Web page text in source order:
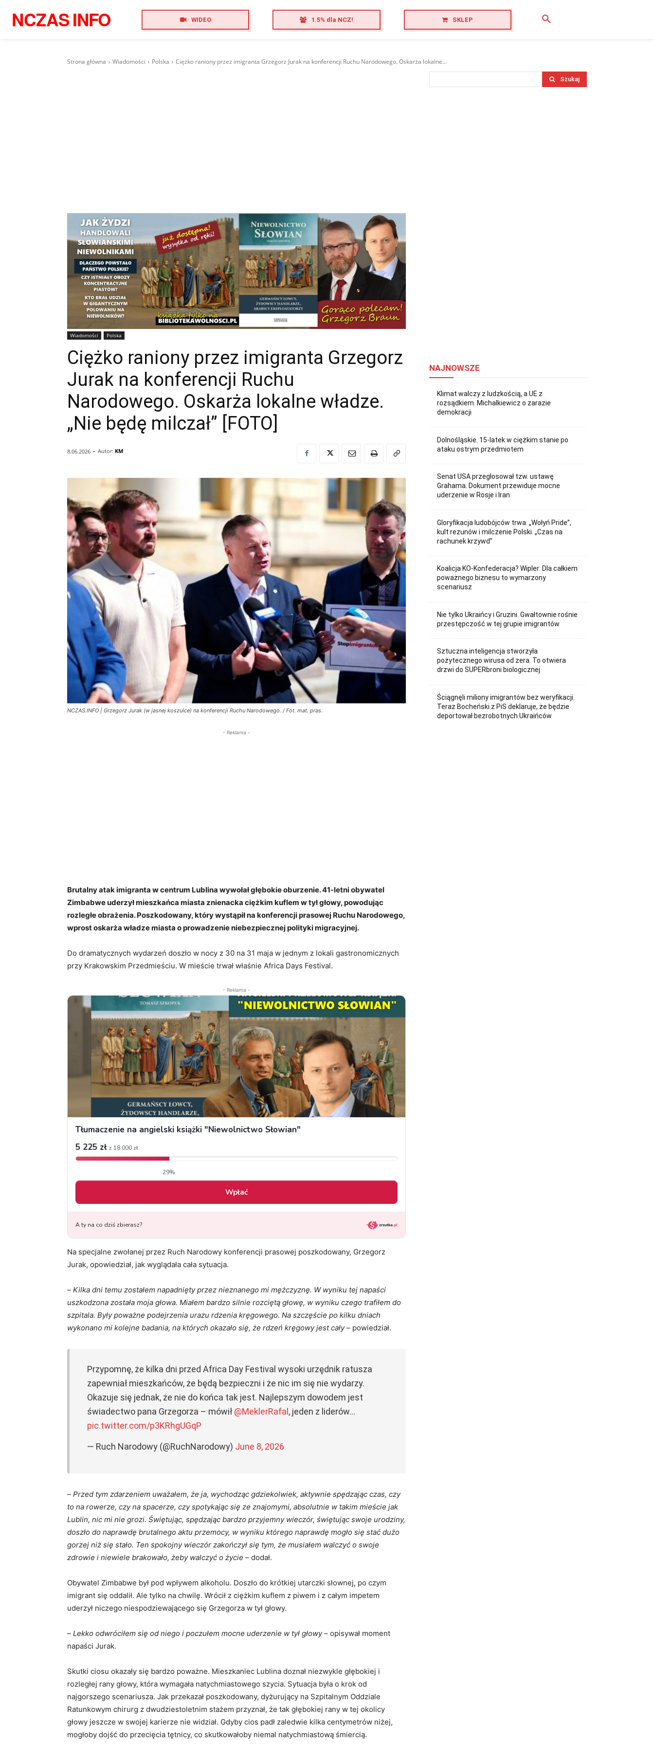
NCZASINFO WIDEO 1.5% dla NCZ! SKLEP
Strona główna Wiadomości Polska Ciężko raniony przez imigranta Grzegorz Jurak na konferencji Ruchu Narodowego. Oskarża lokalne...
Wiadomości Polska
Ciężko raniony przez imigranta Grzegorz
Jurak na konferencji Ruchu
Narodowego. Oskarża lokalne władze.
„Nie będę milczał” [FOTO]
8.06.2026 - Autor: KM
NCZAS.INFO | Grzegorz Jurak (w jasnej koszulce) na konferencji Ruchu Narodowego. / Fot. mat. pras.
- Reklama -
Brutalny atak imigranta w centrum Lublina wywołał głębokie oburzenie. 41-letni obywatel
Zimbabwe uderzył mieszkańca miasta znienacka ciężkim kuflem w tył głowy, powodując
rozległe obrażenia. Poszkodowany, który wystąpił na konferencji prasowej Ruchu Narodowego,
wprost oskarża władze miasta o prowadzenie niebezpiecznej polityki migracyjnej.
Do dramatycznych wydarzeń doszło w nocy z 30 na 31 maja w jednym z lokali gastronomicznych
przy Krakowskim Przedmieściu. W mieście trwał właśnie Africa Days Festival.
- Reklama -
Na specjalne zwołanej przez Ruch Narodowy konferencji prasowej poszkodowany, Grzegorz
Jurak, opowiedział, jak wyglądała cała sytuacja.
– Kilka dni temu zostałem napadnięty przez nieznanego mi mężczyznę. W wyniku tej napaści
uszkodzona została moja głowa. Miałem bardzo silnie rozciętą głowę, w wyniku czego trafiłem do
szpitala. Były poważne podejrzenia urazu rdzenia kręgowego. Na szczęście po kilku dniach
wykonano mi kolejne badania, na których okazało się, że rdzeń kręgowy jest cały– powiedział.
Przypomnę, że kilka dni przed Africa Day Festival wysoki urzędnik ratusza
zapewniał mieszkańców, że będą bezpieczni i że nic im się nie wydarzy.
Okazuje się jednak, że nie do końca tak jest. Najlepszym dowodem jest
świadectwo pana Grzegorza – mówił @MeklerRafal, jeden z liderów…
pic.twitter.com/p3KRhgUGqP
— Ruch Narodowy (@RuchNarodowy) June 8, 2026
– Przed tym zdarzeniem uważałem, że ja, wychodząc gdziekolwiek, aktywnie spędzając czas, czy
to na rowerze, czy na spacerze, czy spotykając się ze znajomymi, absolutnie w takim mieście jak
Lublin, nic mi nie grozi. Świętując, spędzając bardzo przyjemny wieczór, świętując swoje urodziny,
doszło do naprawdę brutalnego aktu przemocy, w wyniku którego naprawdę mogło się stać dużo
gorzej niż się stało. Ten spokojny wieczór zakończył się tym, że musiałem walczyć o swoje
zdrowie i niewiele brakowało, żeby walczyć o życie – dodał.
Obywatel Zimbabwe był pod wpływem alkoholu. Doszło do krótkiej utarczki słownej, po czym
imigrant się oddalił. Ale tylko na chwilę. Wrócił z ciężkim kuflem z piwem i z całym impetem
uderzył niczego niespodziewającego się Grzegorza w tył głowy.
– Lekko odwróciłem się od niego i poczułem mocne uderzenie w tył głowy– opisywał moment
napaści Jurak.
Skutki ciosu okazały się bardzo poważne. Mieszkaniec Lublina doznał niezwykle głębokiej i
rozległej rany głowy, która wymagała natychmiastowego szycia. Sytuacja była o krok od
najgorszego scenariusza. Jak przekazał poszkodowany, dyżurujący na Szpitalnym Oddziale
Ratunkowym chirurg z dwudziestoletnim stażem przyznał, że tak głębokiej rany w tej okolicy
głowy jeszcze w swojej karierze nie widział. Gdyby cios padł zaledwie kilka centymetrów niżej,
mogłoby dojść do przecięcia tętnicy, co skutkowałoby niemal natychmiastową śmiercią.
Szukaj
NAJNOWSZE
Klimat walczy z ludzkością, a UE z
rozsądkiem. Michalkiewicz o zarazie
demokracji
Dolnośląskie. 15-latek w ciężkim stanie po
ataku ostrym przedmiotem
Senat USA przegłosował tzw. ustawę
Grahama. Dokument przewiduje mocne
uderzenie w Rosje i Iran
Gloryfikacja ludobójców trwa. „Wołyń Pride”,
kult rezunów i milczenie Polski. „Czas na
rachunek krzywd”
Koalicja KO-Konfederacja? Wipler: Dla całkiem
poważnego biznesu to wymarzony
scenariusz
Nie tylko Ukraińcy i Gruzini. Gwałtownie rośnie
przestępczość w tej grupie imigrantów
Sztuczna inteligencja stworzyła
pożytecznego wirusa od zera. To otwiera
drzwi do SUPERbroni biologicznej
Ściągnęli miliony imigrantów bez weryfikacji.
Teraz Bocheński z PiS deklaruje, że będzie
deportował bezrobotnych Ukraińców